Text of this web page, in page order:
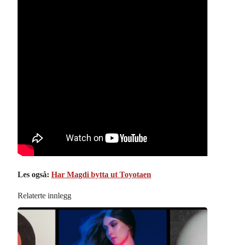
Les også: Har Magdi bytta ut Toyotaen
Relaterte innlegg